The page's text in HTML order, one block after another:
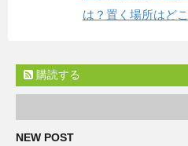
は？置く場所はど
購読する
NEW POST